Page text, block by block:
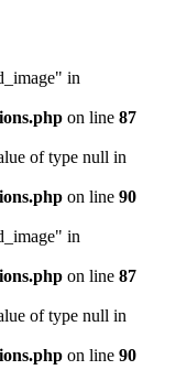
in
on line 87
of type null in
on line 90
in
on line 87
of type null in
on line 90